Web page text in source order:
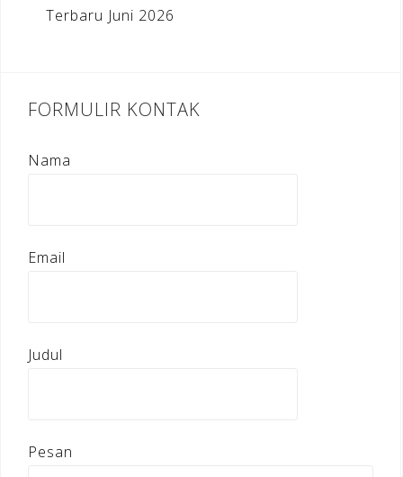
Terbaru Juni 2026
FORMULIR KONTAK
Nama
Email
Judul
Pesan